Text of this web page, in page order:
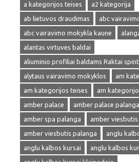
a kategorijos teises
a2 kategorija
ab lietuvos draudimas
abc
abc vairavimo mokykla kaune
alantas virtuves baldai
aliuminio profiliai baldams Raktai
alytaus vairavimo mokyklos
am
am kategorijos teises
am
amber palace
amber palace palanga
amber spa palanga
amber viesbutis
amber viesbutis palanga
anglu
anglu kalbos kursai
anglu kalbos